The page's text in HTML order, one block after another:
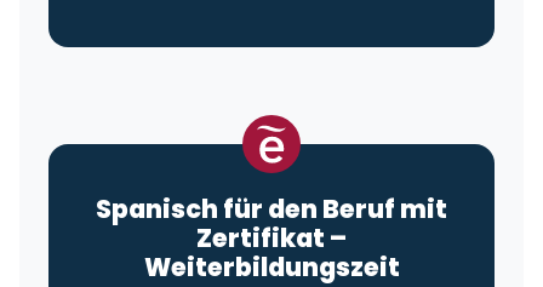
Spanisch für den Beruf mit
Zertifikat –
Weiterbildungszeit